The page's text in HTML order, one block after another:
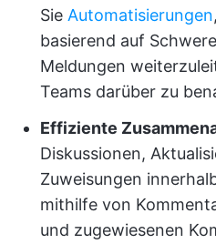
Sie Automatisierungen
basierend auf
Meldungen
Teams darüber zu
Effiziente
Diskussionen,
Zuweisungen
mithilfe von
und zugewiesenen